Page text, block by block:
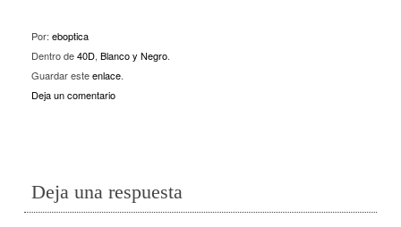
Por: eboptica
Dentro de40D, Blanco y Negro.
Guardar esteenlace.
Deja un comentario
Deja una respuesta